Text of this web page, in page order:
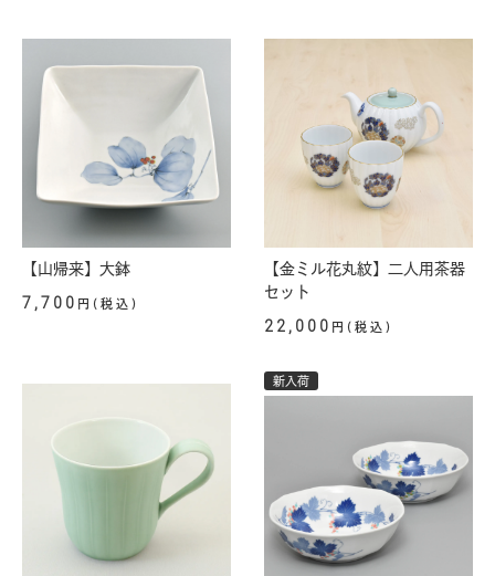
【山帰来】大鉢
7,700 円(税込)
【金ミル花丸紋】二人用茶器
セット
22,000 円(税込)
新入荷